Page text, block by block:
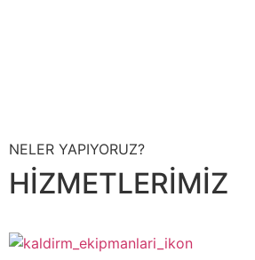
NELER YAPIYORUZ?
HİZMETLERİMİZ